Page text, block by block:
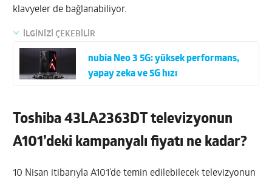
klavyeler de bağlanabiliyor.
İLGİNİZİ ÇEKEBİLİR
nubia Neo 3 5G: yüksek performans,
yapay zeka ve 5G hızı
Toshiba 43LA2363DT televizyonun
A101’deki kampanyalı fiyatı ne kadar?
10 Nisan itibarıyla A101’de temin edilebilecek televizyonun